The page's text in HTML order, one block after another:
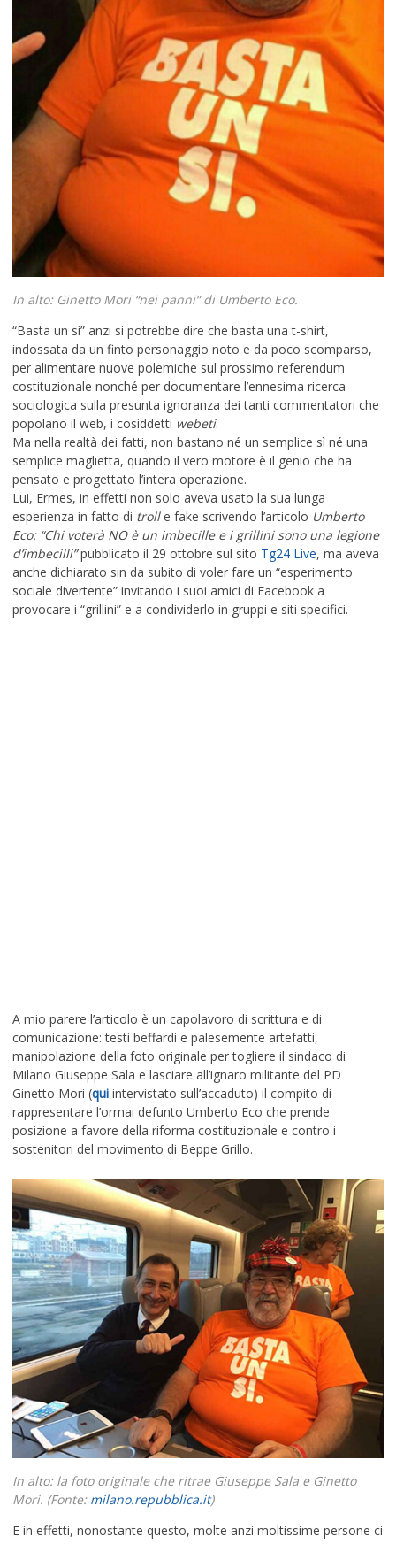
In alto: Ginetto Mori “nei panni” di Umberto Eco.
“Basta un sì” anzi si potrebbe dire che basta una t-shirt,
indossata da un finto personaggio noto e da poco scomparso,
per alimentare nuove polemiche sul prossimo referendum
costituzionale nonché per documentare l’ennesima ricerca
sociologica sulla presunta ignoranza dei tanti commentatori che
popolano il web, i cosiddetti webeti.
Ma nella realtà dei fatti, non bastano né un semplice sì né una
semplice maglietta, quando il vero motore è il genio che ha
pensato e progettato l’intera operazione.
Lui, Ermes, in effetti non solo aveva usato la sua lunga
esperienza in fatto di trolle fake scrivendo l’articolo Umberto
Eco: “Chi voterà NO è un imbecille e i grillini sono una legione
d’imbecilli”pubblicato il 29 ottobre sul sito Tg24 Live, ma aveva
anche dichiarato sin da subito di voler fare un “esperimento
sociale divertente” invitando i suoi amici di Facebook a
provocare i “grillini” e a condividerlo in gruppi e siti specifici.
A mio parere l’articolo è un capolavoro di scrittura e di
comunicazione: testi beffardi e palesemente artefatti,
manipolazione della foto originale per togliere il sindaco di
Milano Giuseppe Sala e lasciare all’ignaro militante del PD
Ginetto Mori (qui intervistato sull’accaduto) il compito di
rappresentare l’ormai defunto Umberto Eco che prende
posizione a favore della riforma costituzionale e contro i
sostenitori del movimento di Beppe Grillo.
In alto: la foto originale che ritrae Giuseppe Sala e Ginetto
Mori. (Fonte: milano.repubblica.it)
E in effetti, nonostante questo, molte anzi moltissime persone ci